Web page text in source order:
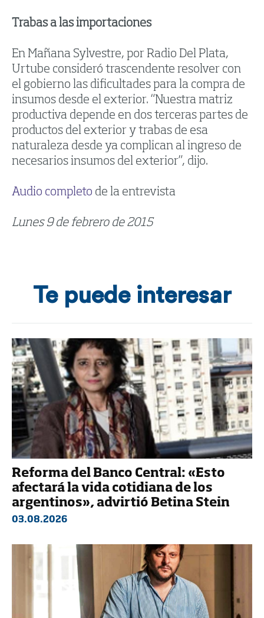
Trabas a las importaciones
En Mañana Sylvestre, por Radio Del Plata,
Urtube consideró trascendente resolver con
el gobierno las dificultades para la compra de
insumos desde el exterior. “Nuestra matriz
productiva depende en dos terceras partes de
productos del exterior y trabas de esa
naturaleza desde ya complican al ingreso de
necesarios insumos del exterior”, dijo.
Audio completo de la entrevista
Lunes 9 de febrero de 2015
Te puede interesar
Reforma del Banco Central: «Esto
afectará la vida cotidiana de los
argentinos», advirtió Betina Stein
03.08.2026